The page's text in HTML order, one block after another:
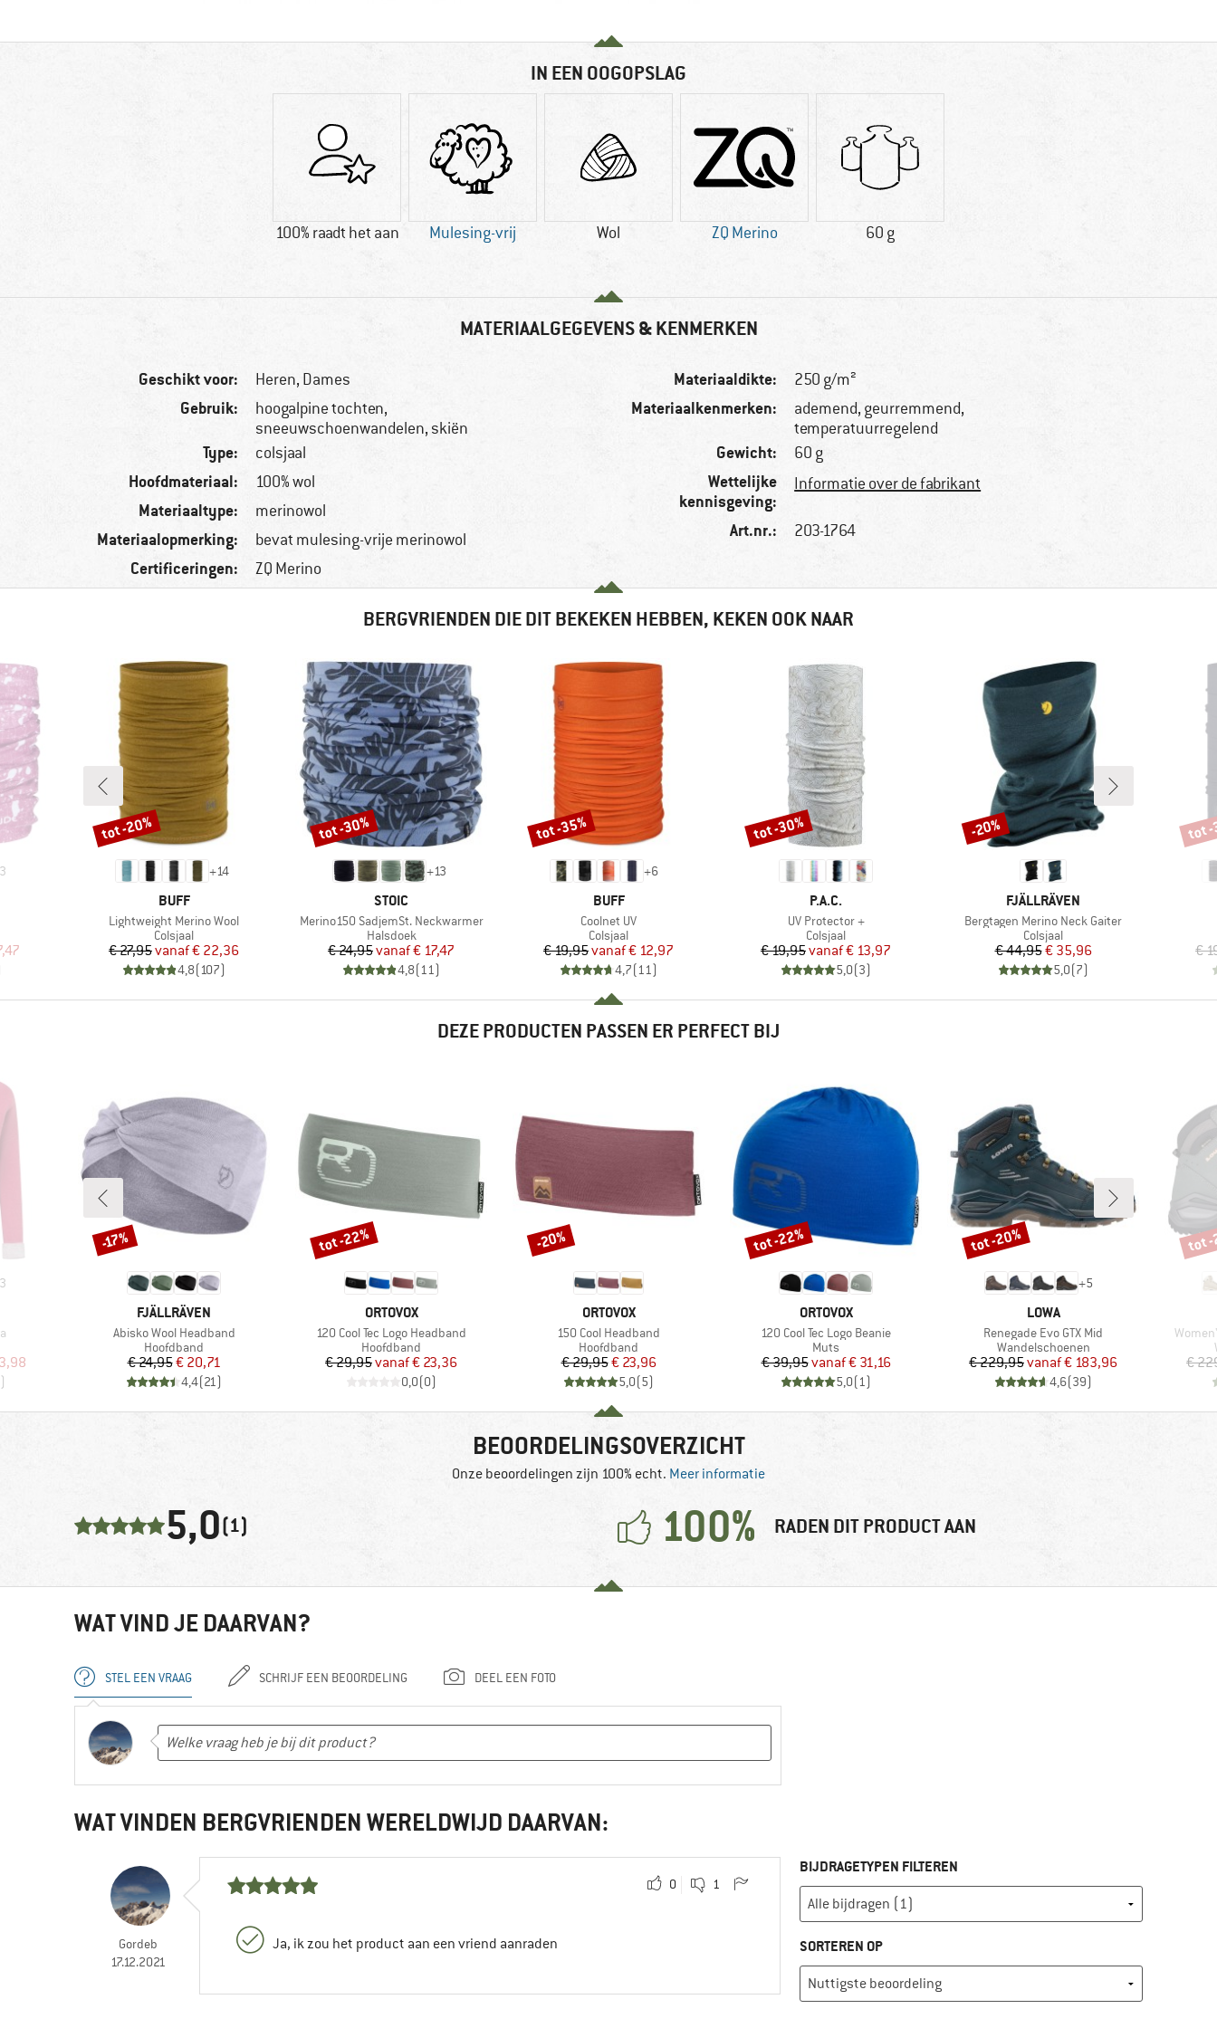
IN EEN OOGOPSLAG
100% raadt het aan Mulesing-vrij Wol ZQ Merino 60 g
MATERIAALGEGEVENS & KENMERKEN
Geschikt voor: Heren, Dames
Gebruik:
hoogalpine tochten,
sneeuwschoenwandelen, skiën
Type: colsjaal
Hoofdmateriaal: 100% wol
Materiaaltype: merinowol
Materiaalopmerking: bevat mulesing-vrije merinowol
Certificeringen: ZQ Merino
Materiaaldikte: 250 g/m²
Materiaalkenmerken:
ademend, geurremmend,
temperatuurregelend
Gewicht: 60 g
Wettelijke
kennisgeving:
Informatie over de fabrikant
Art.nr.: 203-1764
BERGVRIENDEN DIE DIT BEKEKEN HEBBEN, KEKEN OOK NAAR
3
prijs
+14
MERK
BUFF
Artikel
Lightweight Merino Wool
Productgroep
Colsjaal
Prijs
€ 27,95 Verlaagde prijs
vanaf€ 22,36
4,8(107)
Korting
tot -20%
+13
MERK
STOIC
Artikel
Merino150 SadjemSt. Neckwarmer
Productgroep
Halsdoek
Prijs
€ 24,95 Verlaagde prijs
vanaf€ 17,47
4,8(11)
Korting
tot -30%
+6
MERK
BUFF
Artikel
Coolnet UV
Productgroep
Colsjaal
Prijs
€ 19,95 Verlaagde prijs
vanaf€ 12,97
4,7(11)
Korting
tot -35%
MERK
P.A.C.
Artikel
UV Protector +
Productgroep
Colsjaal
Prijs
€ 19,95 Verlaagde prijs
vanaf€ 13,97
5,0(3)
Korting
tot -30%
MERK
FJÄLLRÄVEN
Artikel
Bergtagen Merino Neck Gaiter
Productgroep
Colsjaal
Prijs
€ 44,95Verlaagde prijs
€ 35,96
5,0(7)
Korting
-20%
€
tot
DEZE PRODUCTEN PASSEN ER PERFECT BIJ
3
prijs
)
MERK
FJÄLLRÄVEN
Artikel
Abisko Wool Headband
Productgroep
Hoofdband
Prijs
€ 24,95Verlaagde prijs
€ 20,71
4,4(21)
Korting
-17%
MERK
ORTOVOX
Artikel
120 Cool Tec Logo Headband
Productgroep
Hoofdband
Prijs
€ 29,95 Verlaagde prijs
vanaf€ 23,36
0,0(0)
Korting
tot -22%
MERK
ORTOVOX
Artikel
150 Cool Headband
Productgroep
Hoofdband
Prijs
€ 29,95Verlaagde prijs
€ 23,96
5,0(5)
Korting
-20%
MERK
ORTOVOX
Artikel
120 Cool Tec Logo Beanie
Productgroep
Muts
Prijs
€ 39,95 Verlaagde prijs
vanaf€ 31,16
5,0(1)
Korting
tot -22%
+5
MERK
LOWA
Artikel
Renegade Evo GTX Mid
Productgroep
Wandelschoenen
Prijs
€ 229,95 Verlaagde prijs
vanaf€ 183,96
4,6(39)
Korting
tot -20%
Artikel
€
tot
BEOORDELINGSOVERZICHT
Onze beoordelingen zijn 100% echt. Meer informatie
5,0(1) 100% RADEN DIT PRODUCT AAN
WAT VIND JE DAARVAN?
STEL EEN VRAAG SCHRIJF EEN BEOORDELING DEEL EEN FOTO
WAT VINDEN BERGVRIENDEN WERELDWIJD DAARVAN:
Gordeb
17.12.2021
0 1
Ja, ik zou het product aan een vriend aanraden
BIJDRAGETYPEN FILTEREN
SORTEREN OP